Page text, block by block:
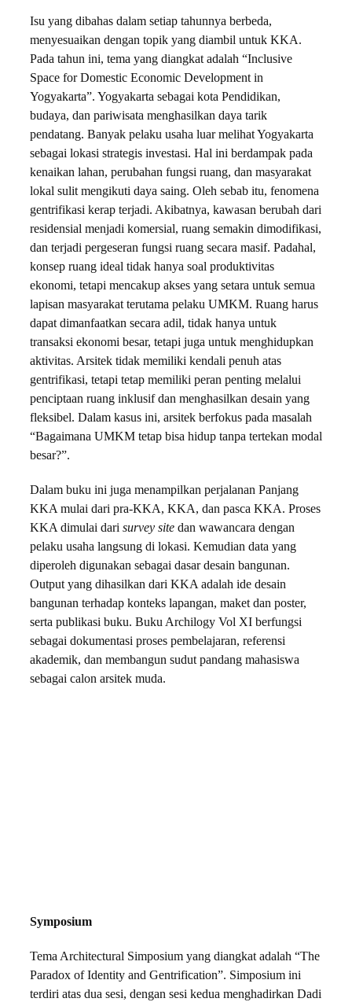
Isu yang dibahas dalam setiap tahunnya berbeda,
menyesuaikan dengan topik yang diambil untuk KKA.
Pada tahun ini, tema yang diangkat adalah “Inclusive
Space for Domestic Economic Development in
Yogyakarta”. Yogyakarta sebagai kota Pendidikan,
budaya, dan pariwisata menghasilkan daya tarik
pendatang. Banyak pelaku usaha luar melihat Yogyakarta
sebagai lokasi strategis investasi. Hal ini berdampak pada
kenaikan lahan, perubahan fungsi ruang, dan masyarakat
lokal sulit mengikuti daya saing. Oleh sebab itu, fenomena
gentrifikasi kerap terjadi. Akibatnya, kawasan berubah dari
residensial menjadi komersial, ruang semakin dimodifikasi,
dan terjadi pergeseran fungsi ruang secara masif. Padahal,
konsep ruang ideal tidak hanya soal produktivitas
ekonomi, tetapi mencakup akses yang setara untuk semua
lapisan masyarakat terutama pelaku UMKM. Ruang harus
dapat dimanfaatkan secara adil, tidak hanya untuk
transaksi ekonomi besar, tetapi juga untuk menghidupkan
aktivitas. Arsitek tidak memiliki kendali penuh atas
gentrifikasi, tetapi tetap memiliki peran penting melalui
penciptaan ruang inklusif dan menghasilkan desain yang
fleksibel. Dalam kasus ini, arsitek berfokus pada masalah
“Bagaimana UMKM tetap bisa hidup tanpa tertekan modal
besar?”.
Dalam buku ini juga menampilkan perjalanan Panjang
KKA mulai dari pra-KKA, KKA, dan pasca KKA. Proses
KKA dimulai dari survey site dan wawancara dengan
pelaku usaha langsung di lokasi. Kemudian data yang
diperoleh digunakan sebagai dasar desain bangunan.
Output yang dihasilkan dari KKA adalah ide desain
bangunan terhadap konteks lapangan, maket dan poster,
serta publikasi buku. Buku Archilogy Vol XI berfungsi
sebagai dokumentasi proses pembelajaran, referensi
akademik, dan membangun sudut pandang mahasiswa
sebagai calon arsitek muda.
Symposium
Tema Architectural Simposium yang diangkat adalah “The
Paradox of Identity and Gentrification”. Simposium ini
terdiri atas dua sesi, dengan sesi kedua menghadirkan Dadi